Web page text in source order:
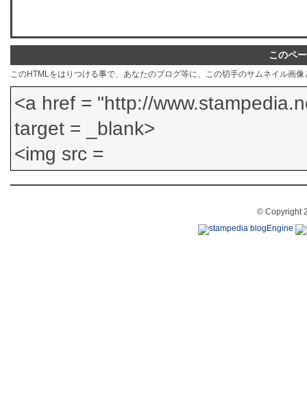
このペ
このHTMLをはりつける事で、あなたのブログ等に、この切手のサムネイル画
© Copyright